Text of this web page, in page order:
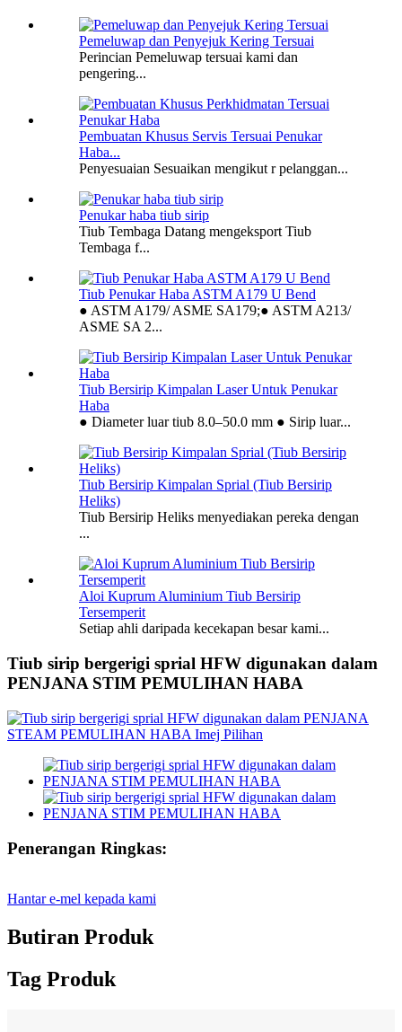
Pemeluwap dan Penyejuk Kering Tersuai
Perincian Pemeluwap tersuai kami dan
pengering...
Pembuatan Khusus Servis Tersuai Penukar
Haba...
Penyesuaian Sesuaikan mengikut r pelanggan...
Penukar haba tiub sirip
Tiub Tembaga Datang mengeksport Tiub
Tembaga f...
Tiub Penukar Haba ASTM A179 U Bend
● ASTM A179/ ASME SA179;● ASTM A213/
ASME SA 2...
Tiub Bersirip Kimpalan Laser Untuk Penukar
Haba
● Diameter luar tiub 8.0–50.0 mm ● Sirip luar...
Tiub Bersirip Kimpalan Sprial (Tiub Bersirip
Heliks)
Tiub Bersirip Heliks menyediakan pereka dengan
...
Aloi Kuprum Aluminium Tiub Bersirip
Tersemperit
Setiap ahli daripada kecekapan besar kami...
Tiub sirip bergerigi sprial HFW digunakan dalam
PENJANA STIM PEMULIHAN HABA
Penerangan Ringkas:
Hantar e-mel kepada kami
Butiran Produk
Tag Produk